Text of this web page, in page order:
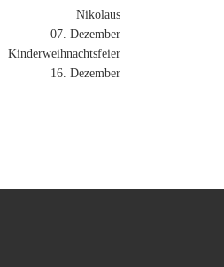
Nikolaus
07. Dezember
Kinderweihnachtsfeier
16. Dezember